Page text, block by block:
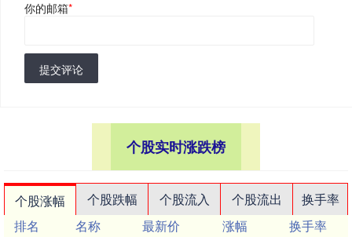
你的邮箱*
提交评论
个股实时涨跌榜
个股涨幅 个股跌幅 个股流入 个股流出
换手率
排名
名称 最新价 涨幅
换手率